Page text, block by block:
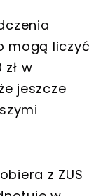
mogą liczyć
w
jeszcze
z ZUS